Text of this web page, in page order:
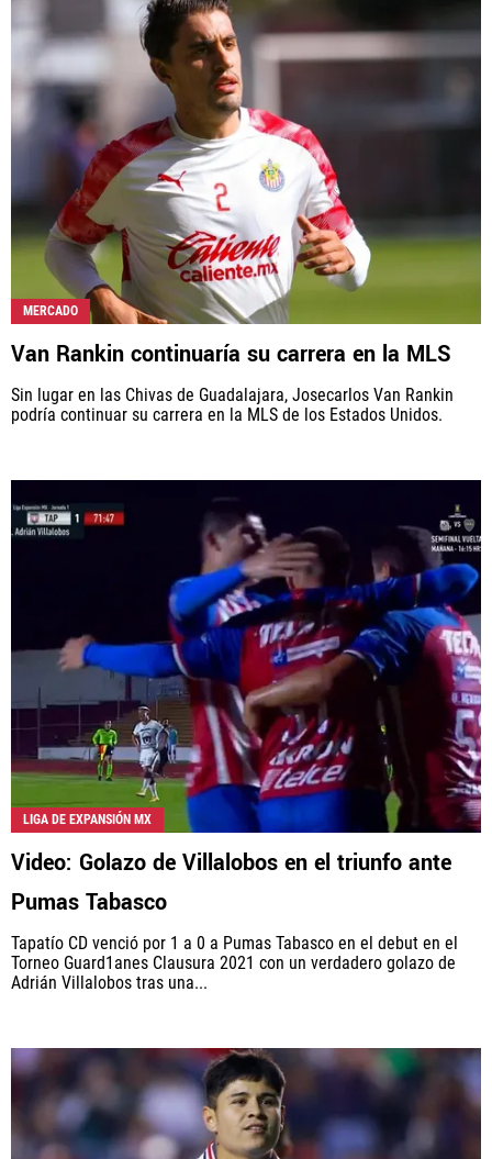
MERCADO
Van Rankin continuaría su carrera en la MLS
Sin lugar en las Chivas de Guadalajara, Josecarlos Van Rankin
podría continuar su carrera en la MLS de los Estados Unidos.
LIGA DE EXPANSIÓN MX
Video: Golazo de Villalobos en el triunfo ante
Pumas Tabasco
Tapatío CD venció por 1 a 0 a Pumas Tabasco en el debut en el
Torneo Guard1anes Clausura 2021 con un verdadero golazo de
Adrián Villalobos tras una...